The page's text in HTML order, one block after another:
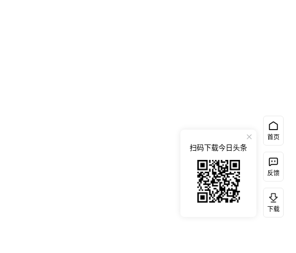
首页
反馈
下载
扫码下载今日头条